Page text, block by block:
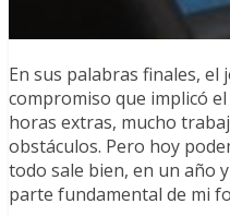
En sus palabras finales,
compromiso que implicó
horas extras, mucho
obstáculos. Pero hoy
todo sale bien, en un año
parte fundamental de mi